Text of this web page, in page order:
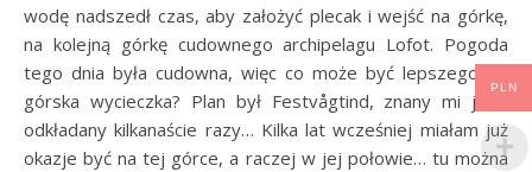
wodę nadszedł czas, aby założyć plecak i wejść na górkę,
na kolejną górkę cudownego archipelagu Lofot. Pogoda
tego dnia była cudowna, więc co może być lepszego niż
górska wycieczka? Plan był Festvågtind, znany mi już i
odkładany kilkanaście razy… Kilka lat wcześniej miałam już
okazje być na tej górce, a raczej w jej połowie… tu można
PLN